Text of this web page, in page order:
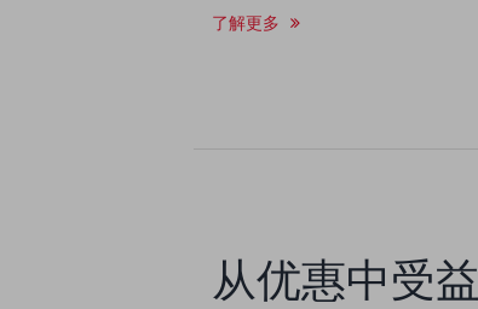
了解更多
从优惠中受益